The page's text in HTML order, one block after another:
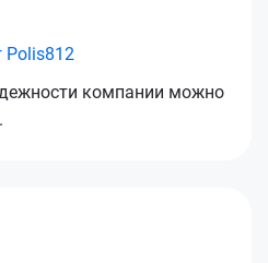
Polis812
компании можно
.